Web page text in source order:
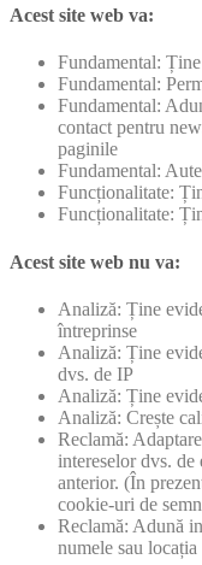
Acest site web va:
Fundamental:
Fundamental:
Fundamental:
contact pentru
paginile
Fundamental:
Funcționalitate:
Funcționalitate:
Acest site web nu va:
Analiză: Ține
întreprinse
Analiză: Ține
dvs. de IP
Analiză: Ține
Analiză: Crește
Reclamă:
intereselor dvs.
anterior. (În
cookie-uri de
Reclamă: Adună
numele sau locația